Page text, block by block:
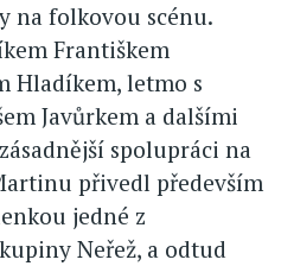
na folkovou scénu.
Františkem
Hladíkem, letmo s
Javůrkem a dalšími
spolupráci na
přivedl především
jedné z
Neřež, a odtud